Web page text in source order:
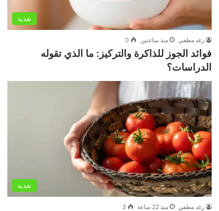
تغذية
رغد مطفي منذ ساعتين 0
فوائد الجوز للذاكرة والتركيز: ما الذي تقوله
الدراسات؟
تغذية
رغد مطفي منذ 22 ساعة 3